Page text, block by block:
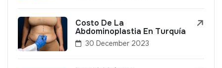
Costo De La
Abdominoplastia En Turquía
30 December 2023